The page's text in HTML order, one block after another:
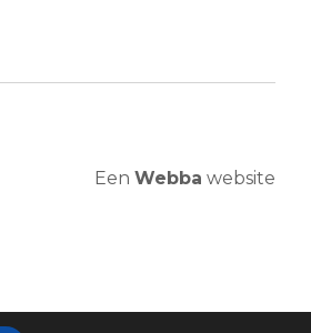
Een Webba website